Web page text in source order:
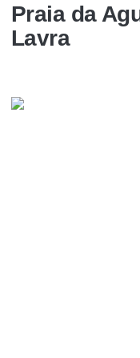
Praia da
Lavra